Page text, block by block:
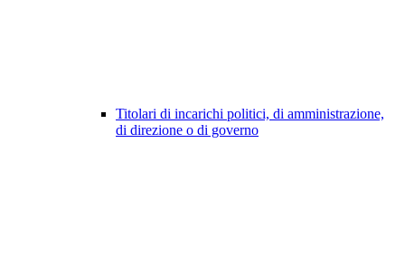
Titolari di incarichi politici, di amministrazione,
di direzione o di governo